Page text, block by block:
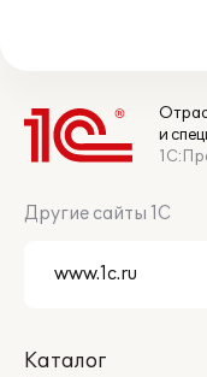
и
Другие сайты 1С
Каталог